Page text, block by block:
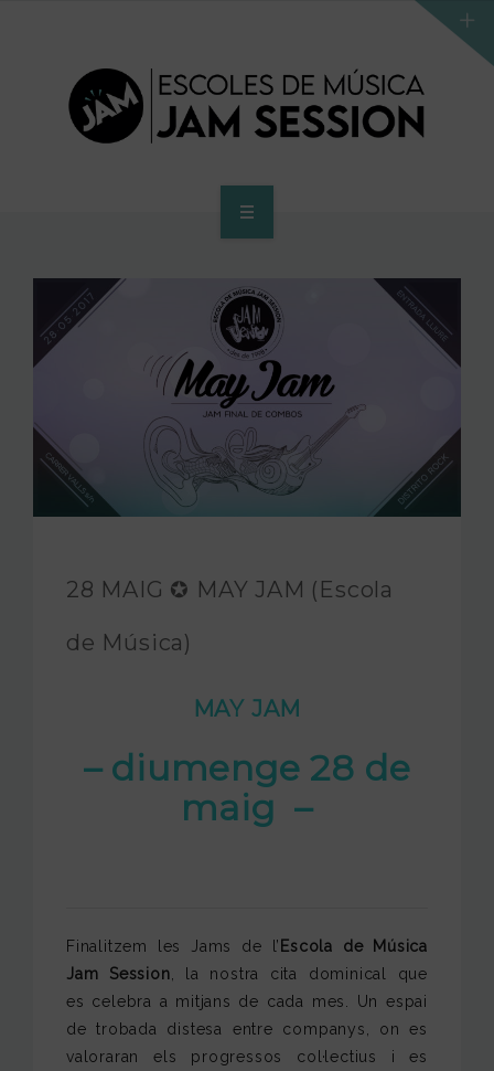
ESCOLA
PROGRAMA D’ACCÉS AL SUPERIOR
CENTRE SUPERIOR
FUNDACIÓ JAM
CONTACTA’NS
28 MAIG ✪ MAY JAM (Escola
de Música)
MAY JAM
– diumenge 28 de
maig –
Finalitzem les Jams de l’ Escola de Música
Jam Session , la nostra cita dominical que
es celebra a mitjans de cada mes. Un espai
de trobada distesa entre companys, on es
valoraran els progressos col·lectius i es